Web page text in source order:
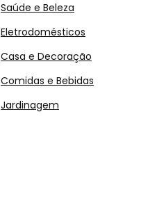
Saúde e Beleza
Eletrodomésticos
Casa e Decoração
Comidas e Bebidas
Jardinagem